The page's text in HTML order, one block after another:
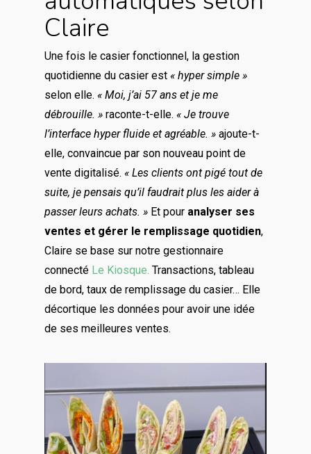
Claire
Une fois le casier fonctionnel, la gestion
quotidienne du casier est « hyper simple »
selon elle. « Moi, j’ai 57 ans et je me
débrouille. » raconte-t-elle. « Je trouve
l’interface hyper fluide et agréable. » ajoute-t-
elle, convaincue par son nouveau point de
vente digitalisé. « Les clients ont pigé tout de
suite, je pensais qu’il faudrait plus les aider à
passer leurs achats. » Et pour analyser ses
ventes et gérer le remplissage quotidien,
Claire se base sur notre gestionnaire
connecté Le Kiosque. Transactions, tableau
de bord, taux de remplissage du casier… Elle
décortique les données pour avoir une idée
de ses meilleures ventes.